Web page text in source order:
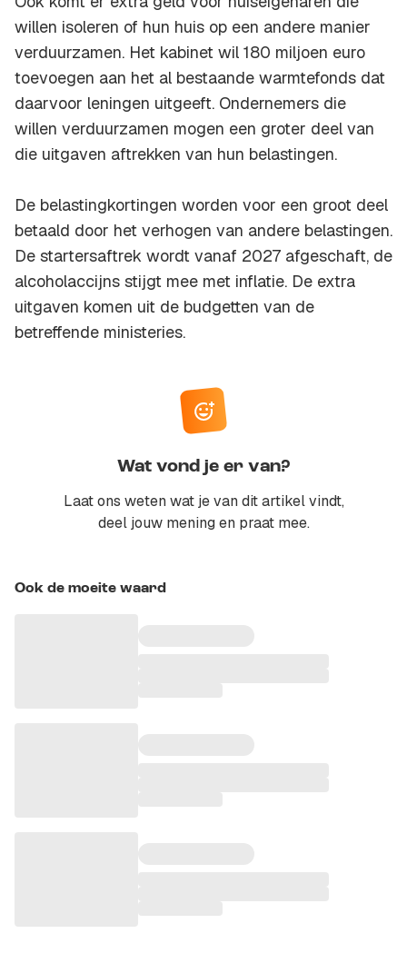
willen isoleren of hun huis op een andere manier
verduurzamen. Het kabinet wil 180 miljoen euro
toevoegen aan het al bestaande warmtefonds dat
daarvoor leningen uitgeeft. Ondernemers die
willen verduurzamen mogen een groter deel van
die uitgaven aftrekken van hun belastingen.
De belastingkortingen worden voor een groot deel
betaald door het verhogen van andere belastingen.
De startersaftrek wordt vanaf 2027 afgeschaft, de
alcoholaccijns stijgt mee met inflatie. De extra
uitgaven komen uit de budgetten van de
betreffende ministeries.
Wat vond je er van?
Laat ons weten wat je van dit artikel vindt,
deel jouw mening en praat mee.
Ook de moeite waard